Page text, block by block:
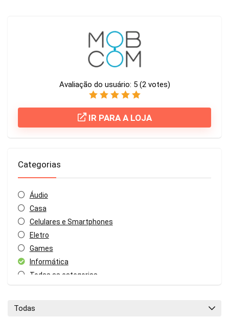
Avaliação do usuário: 5 (2votes)
IR PARA A LOJA
Categorias
Áudio
Casa
Celulares e Smartphones
Eletro
Games
Informática
Todas as categorias
Todas